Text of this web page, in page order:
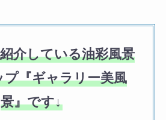
介している油彩風景
プ『ギャラリー美風
景』です↓